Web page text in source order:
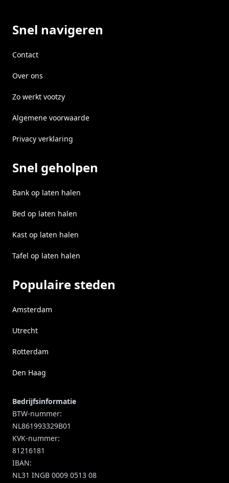
Snel navigeren
Contact
Over ons
Zo werkt vootzy
Algemene voorwaarde
Privacy verklaring
Snel geholpen
Bank op laten halen
Bed op laten halen
Kast op laten halen
Tafel op laten halen
Populaire steden
Amsterdam
Utrecht
Rotterdam
Den Haag
Bedrijfsinformatie
BTW-nummer:
NL861993329B01
KVK-nummer:
81216181
IBAN:
NL31 INGB 0009 0513 08